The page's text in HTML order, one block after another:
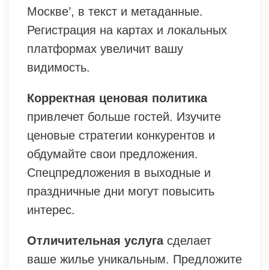
Москве’, в текст и метаданные.
Регистрация на картах и локальных
платформах увеличит вашу
видимость.
Корректная ценовая политика
привлечет больше гостей. Изучите
ценовые стратегии конкурентов и
обдумайте свои предложения.
Спецпредложения в выходные и
праздничные дни могут повысить
интерес.
Отличительная услугасделает
ваше жилье уникальным. Предложите